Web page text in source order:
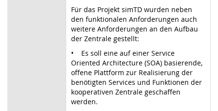
Für das Projekt simTD wurden neben
den funktionalen Anforderungen auch
weitere Anforderungen an den Aufbau
der Zentrale gestellt:
• Es soll eine auf einer Service
Oriented Architecture (SOA) basierende,
offene Plattform zur Realisierung der
benötigten Services und Funktionen der
kooperativen Zentrale geschaffen
werden.